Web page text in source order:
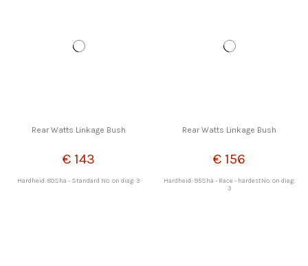
Rear Watts Linkage Bush
€ 143
Hardheid: 80Sha - Standard No. on diag: 3
Rear Watts Linkage Bush
€ 156
Hardheid: 95Sha - Race - hardestNo. on diag:
3